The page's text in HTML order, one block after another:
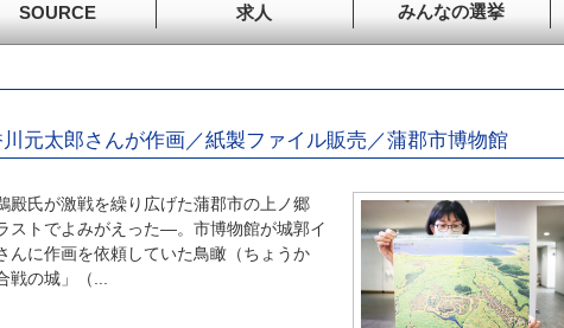
SOURCE 求人 みんなの選挙
元太郎さんが作画／紙製ファイル販売／蒲郡市博物館
氏が激戦を繰り広げた蒲郡市の上ノ郷
ストでよみがえった―。市博物館が城郭イ
んに作画を依頼していた鳥瞰（ちょうか
の城」（...